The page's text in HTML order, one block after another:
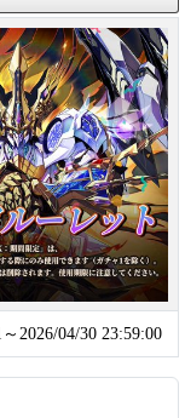
2026/04/30 23:59:00